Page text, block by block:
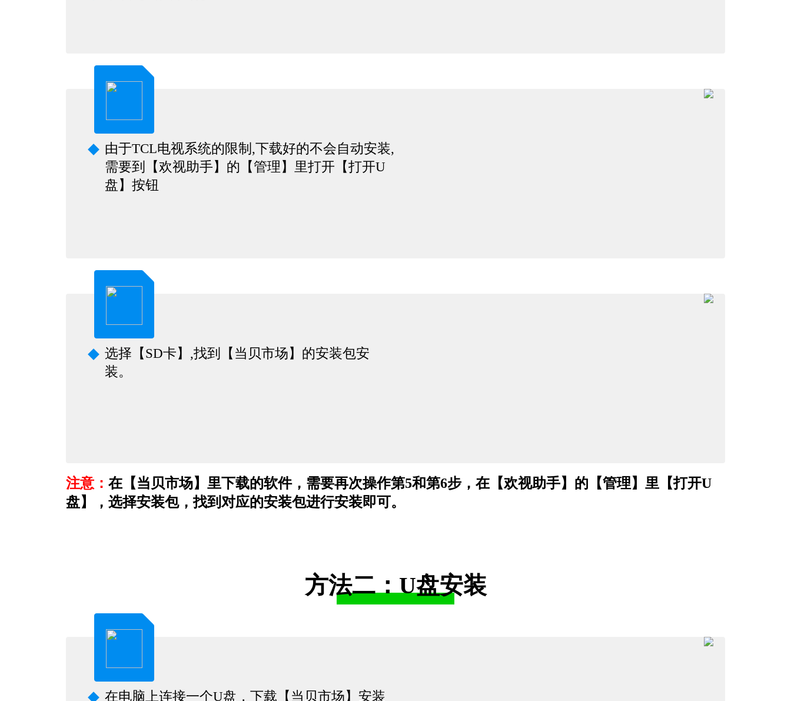
由于TCL电视系统的限制,下载好的不会自动安装,
需要到【欢视助手】的【管理】里打开【打开U
盘】按钮
选择【SD卡】,找到【当贝市场】的安装包安
装。
注意： 在【当贝市场】里下载的软件，需要再次操作第5和第6步，在【欢视助手】的【管理】里【打开U
盘】，选择安装包，找到对应的安装包进行安装即可。
方法二：U盘安装
在电脑上连接一个U盘，下载【当贝市场】安装